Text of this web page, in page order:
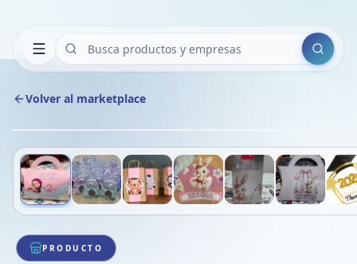
Buscar
Volver al marketplace
1/7
PRODUCTO